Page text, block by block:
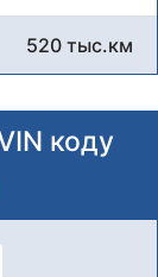
520 тыс.км
коду